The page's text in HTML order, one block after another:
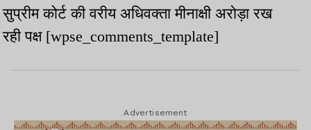
सुप्रीम कोर्ट की वरीय अधिवक्ता मीनाक्षी अरोड़ा रख
रही पक्ष [wpse_comments_template]
Advertisement